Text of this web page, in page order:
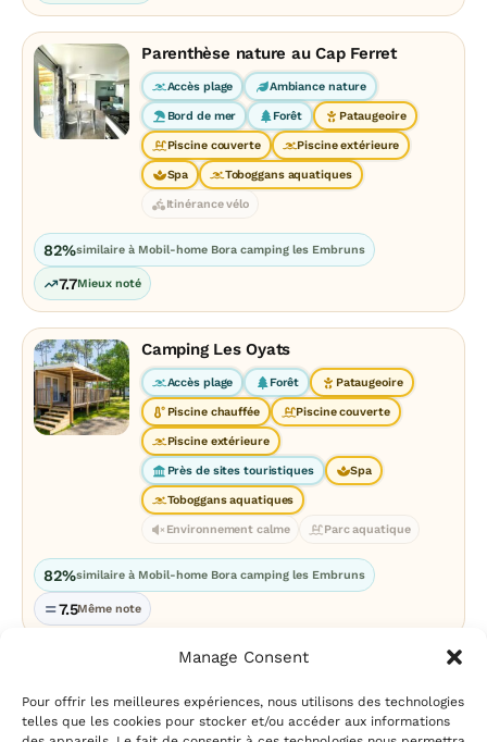
Manage Consent
Pour offrir les meilleures expériences, nous utilisons des technologies
telles que les cookies pour stocker et/ou accéder aux informations
Parenthèse nature au Cap Ferret
Accès plage Ambiance nature
Bord de mer Forêt Pataugeoire
Piscine couverte Piscine extérieure
Spa Toboggans aquatiques
Itinérance vélo
82%similaire à Mobil-home Bora camping les Embruns
7.7Mieux noté
Camping Les Oyats
Accès plage Forêt Pataugeoire
Piscine chauffée Piscine couverte
Piscine extérieure
Près de sites touristiques Spa
Toboggans aquatiques
Environnement calme Parc aquatique
82%similaire à Mobil-home Bora camping les Embruns
7.5Même note